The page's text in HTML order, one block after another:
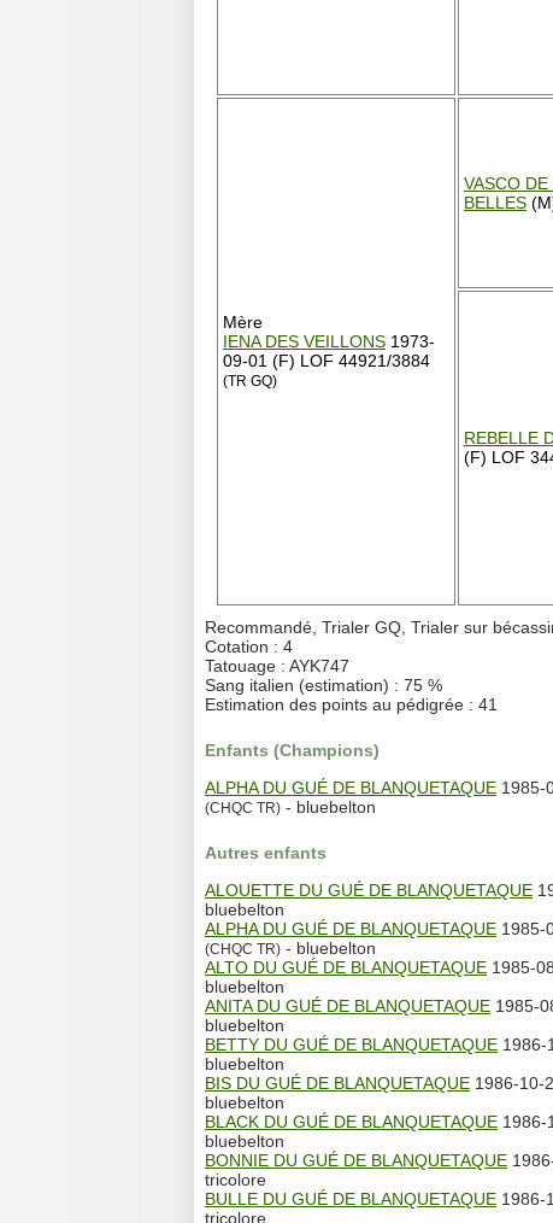
Mère
IENA DES VEILLONS 1973-
09-01 (F) LOF 44921/3884
(TR GQ)
VASCO
BELLES
REBELLE
(F) LOF
Recommandé, Trialer GQ, Trialer sur
Cotation : 4
Tatouage : AYK747
Sang italien (estimation) : 75 %
Estimation des points au pédigrée : 41
Enfants (Champions)
ALPHA DU GUÉ DE BLANQUETAQUE 1985-
(CHQC TR) - bluebelton
Autres enfants
ALOUETTE DU GUÉ DE BLANQUETAQUE
bluebelton
ALPHA DU GUÉ DE BLANQUETAQUE 1985-
(CHQC TR) - bluebelton
ALTO DU GUÉ DE BLANQUETAQUE 1985-
bluebelton
ANITA DU GUÉ DE BLANQUETAQUE 1985-
bluebelton
BETTY DU GUÉ DE BLANQUETAQUE 1986-
bluebelton
BIS DU GUÉ DE BLANQUETAQUE 1986-10-
bluebelton
BLACK DU GUÉ DE BLANQUETAQUE 1986-
bluebelton
BONNIE DU GUÉ DE BLANQUETAQUE
tricolore
BULLE DU GUÉ DE BLANQUETAQUE 1986-
tricolore